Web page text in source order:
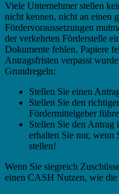
Viele Unternehmer stellen
nicht kennen, nicht an einen
Fördervoraussetzungen
der verkehrten Förderstelle
Dokumente fehlen, Papiere
Antragsfristen verpasst
Grundregeln:
Stellen Sie einen
Stellen Sie den
Fördermittelgeber
Stellen Sie den
erhalten Sie nur,
stellen!
Wenn Sie siegreich
einen CASH Nutzen, wie die